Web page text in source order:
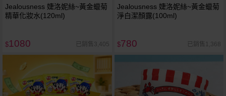
Jealousness 婕洛妮絲~黃金蠟菊
精華化妝水(120ml)
$1080 已銷售3,405
Jealousness 婕洛妮絲~黃金蠟菊
淨白潔顏露(100ml)
$780 已銷售1,368